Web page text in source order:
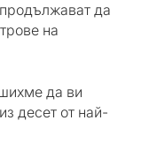
да
на
да ви
десет от най-